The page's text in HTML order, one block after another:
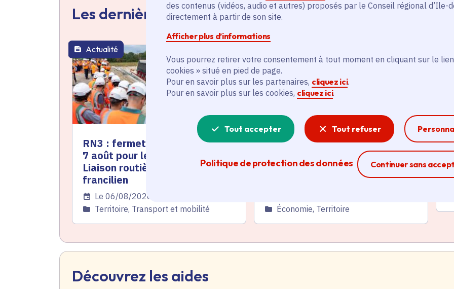
des contenus (vidéos, audio et autres) proposés par le Conseil régional d’Ile-
directement à partir de son site.
Afficher plus d’informations
Vous pourrez retirer votre consentement à tout moment en cliquant sur le
cookies » situé en pied de page.
Pour en savoir plus sur les partenaires, cliquez ici.
Pour en savoir plus sur les cookies, cliquez ici.
Tout accepter Tout refuser
Politique de protection des données Continuer sans
Ferme la
Les dernières actualités
thématique active
Actualité
RN3 : fermeture totale du 3 au
7 août pour les travaux de la
Liaison routière de l'est
francilien
Date de l'arrêté
Le 06/08/2026
Catégorie
Territoire, Transport et mobilité
Agriculture urbaine et
périurbaine en Île-de-France :
demandez une subvention
Catégorie
Économie, Territoire
Découvrez les aides